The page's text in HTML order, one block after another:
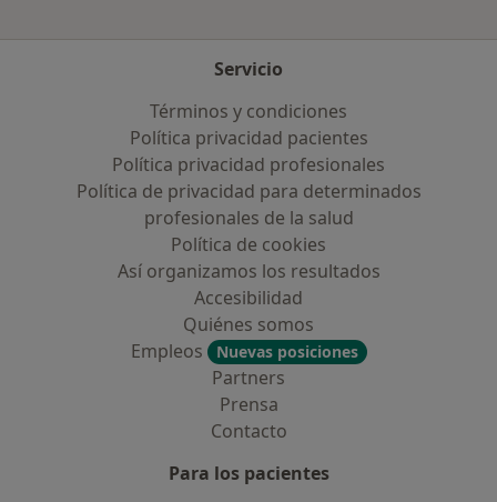
Servicio
Términos y condiciones
Política privacidad pacientes
Política privacidad profesionales
Política de privacidad para determinados
profesionales de la salud
Política de cookies
Así organizamos los resultados
Accesibilidad
Quiénes somos
Empleos
Nuevas posiciones
Partners
Prensa
Contacto
Para los pacientes